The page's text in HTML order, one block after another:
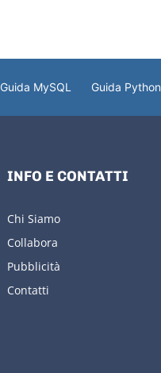
Guida MySQL Guida Python
INFO E CONTATTI
Chi Siamo
Collabora
Pubblicità
Contatti